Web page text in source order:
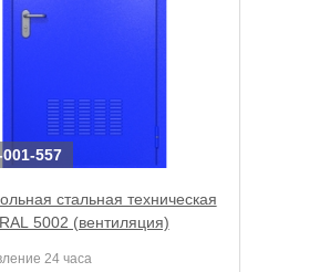
557
стальная техническая
5002 (вентиляция)
24 часа